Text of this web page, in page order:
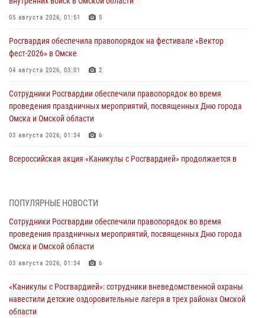
05 августа 2026, 01:51 5
Росгвардия обеспечила правопорядок на фестивале «Вектор
фест-2026» в Омске
04 августа 2026, 03:01 2
Сотрудники Росгвардии обеспечили правопорядок во время
проведения праздничных мероприятий, посвященных Дню города
Омска и Омской области
03 августа 2026, 01:34 6
Всероссийская акция «Каникулы с Росгвардией» продолжается в
тренировка по управлению беспилотниками (видео)
30 июля 2026, 04:39 2
Росгвардия обеспечила безопасность уникального передвижного
29 июля 2026, 01:49
ПОПУЛЯРНЫЕ НОВОСТИ
Сотрудники Росгвардии обеспечили правопорядок во время
проведения праздничных мероприятий, посвященных Дню города
Омска и Омской области
03 августа 2026, 01:34 6
«Каникулы с Росгвардией»: сотрудники вневедомственной охраны
навестили детские оздоровительные лагеря в трех районах Омской
области